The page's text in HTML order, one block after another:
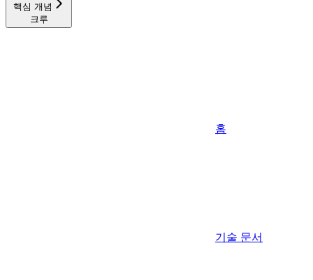
핵심 개념
크루
홈
기술 문서